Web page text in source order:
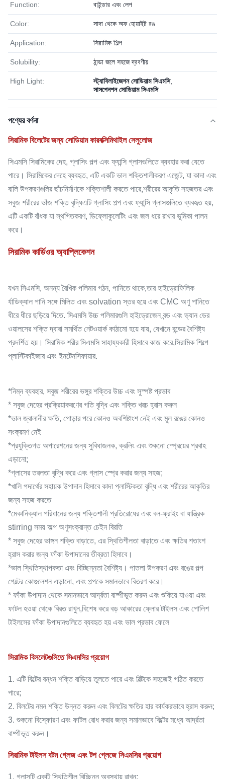
Function: বাইন্ডার এবং লেপ
Color: সাদা থেকে অফ হোয়াইট রঙ
Application: সিরামিক শিল্প
Solubility: ঠান্ডা জলে সহজে দ্রবণীয়
High Light: স্ট্যাবিলাইজেশন সোডিয়াম সিএমসি,
সাসপেনশন সোডিয়াম সিএমসি
পণ্যের বর্ণনা
সিরামিক বিলেটের জন্য সোডিয়াম কারবক্সিমিথাইল সেলুলোজ
সিএমসি সিরামিকের দেহ, গ্লাসিং পল্প এবং ফ্যান্সি গ্লাসগুলিতে ব্যবহার করা যেতে
পারে। সিরামিকের দেহে ব্যবহৃত, এটি একটি ভাল শক্তিশালীকরণ এজেন্ট, যা কাদা এবং
বালি উপকরণগুলির ছাঁচনির্মাণকে শক্তিশালী করতে পারে,শরীরের আকৃতি সহজতর এবং
সবুজ শরীরের ভাঁজ শক্তি বৃদ্ধিএটি গ্লাসিং পল্প এবং ফ্যান্সি গ্লাসগুলিতে ব্যবহৃত হয়,
এটি একটি বাঁধক যা স্থগিতকরণ, ডিফ্লোকুলেটিং এবং জল ধরে রাখার ভূমিকা পালন
করে।
সিরামিক কার্ডিওর অ্যাপ্লিকেশন
যখন সিএমসি, অনন্য রৈখিক পলিমার গঠন, পানিতে থাকে,তার হাইড্রোফিলিক
র্যাডিক্যাল পানি সঙ্গে মিলিত এবং solvation স্তর হয়ে এবং CMC অণু পানিতে
ধীরে ধীরে ছড়িয়ে দিতে. সিএমসি উচ্চ পলিমারগুলি হাইড্রোজেন বন্ড এবং ভ্যান ডের
ওয়ালসের শক্তি দ্বারা সমর্থিত নেটওয়ার্ক কাঠামো হয়ে যায়, যেখানে বন্ডের বৈশিষ্ট্য
প্রদর্শিত হয়। সিরামিক শরীর সিএমসি সাহায্যকারী হিসাবে কাজ করে,সিরামিক শিল্পে
প্লাস্টিকাইজার এবং ইনটেনসিফায়ার.
*নিম্ন ব্যবহার, সবুজ শরীরের ভঙ্গুর শক্তির উচ্চ এবং সুস্পষ্ট প্রভাব
* সবুজ দেহের প্রক্রিয়াকরণের গতি বৃদ্ধি এবং শক্তি খরচ হ্রাস করুন
*ভাল জ্বালানীর ক্ষতি, পোড়ার পরে কোনও অবশিষ্টাংশ নেই এবং মূল রঙের কোনও
সংক্রমণ নেই
*প্রযুক্তিগত অপারেশনের জন্য সুবিধাজনক, ক্রলিং এবং শুকনো স্প্রেয়ের প্রবাহ
এড়ানো;
*গ্লাসের তরলতা বৃদ্ধি করে এবং গ্লাস স্প্রে করার জন্য সহজ;
*খালি পদার্থের সহায়ক উপাদান হিসাবে কাদা প্লাস্টিকতা বৃদ্ধি এবং শরীরের আকৃতির
জন্য সহজ করতে
*মেকানিক্যাল পরিধানের জন্য শক্তিশালী প্রতিরোধের এবং বল-ফ্রাইং বা যান্ত্রিক
stirring সময় অল্প অণুসংক্রান্ত চেইন বিরতি
* সবুজ দেহের ভাঙ্গন শক্তি বাড়াতে, এর স্থিতিশীলতা বাড়াতে এবং ক্ষতির শতাংশ
হ্রাস করার জন্য ফাঁকা উপাদানের তীব্রতা হিসাবে।
*ভাল স্থিতিস্থাপকতা এবং বিচ্ছিন্নতা বৈশিষ্ট্য। পাতলা উপকরণ এবং রঙের পল্প
পেল্টের কোগুলেশন এড়ানো, এবং পল্পকে সমানভাবে বিতরণ করে।
* ফাঁকা উপাদান থেকে সমানভাবে আর্দ্রতা বাষ্পীভূত করুন এবং শুকিয়ে যাওয়া এবং
ফাটল হওয়া থেকে বিরত রাখুন,বিশেষ করে বড় আকারের ফ্লোর টাইলস এবং পোলিশ
টাইলসের ফাঁকা উপাদানগুলিতে ব্যবহৃত হয় এবং ভাল প্রভাব ফেলে
সিরামিক বিললেটগুলিতে সিএমসির প্রয়োগ
1. এটি বিল্টের বন্ধন শক্তি বাড়িয়ে তুলতে পারে এবং বিল্টকে সহজেই গঠিত করতে
পারে;
2. বিলটের নমন শক্তি উন্নত করুন এবং বিলটের ক্ষতির হার কার্যকরভাবে হ্রাস করুন;
3. শুকনো বিস্ফোরণ এবং ফাটল রোধ করার জন্য সমানভাবে বিল্টের মধ্যে আর্দ্রতা
বাষ্পীভূত করুন।
সিরামিক টাইলস বটম গ্লেজ এবং টপ গ্লেজে সিএমসির প্রয়োগ
1. গ্লাসটি একটি স্থিতিশীল বিচ্ছিন্ন অবস্থায় রাখুন;